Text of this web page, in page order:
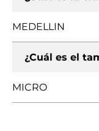
MEDELLIN
¿Cuál es el
MICRO